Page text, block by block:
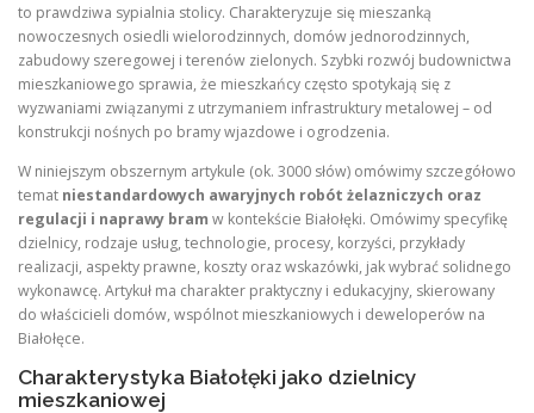
to prawdziwa sypialnia stolicy. Charakteryzuje się mieszanką
nowoczesnych osiedli wielorodzinnych, domów jednorodzinnych,
zabudowy szeregowej i terenów zielonych. Szybki rozwój budownictwa
mieszkaniowego sprawia, że mieszkańcy często spotykają się z
wyzwaniami związanymi z utrzymaniem infrastruktury metalowej – od
konstrukcji nośnych po bramy wjazdowe i ogrodzenia.
W niniejszym obszernym artykule (ok. 3000 słów) omówimy szczegółowo
temat niestandardowych awaryjnych robót żelazniczych oraz
regulacji i naprawy bram w kontekście Białołęki. Omówimy specyfikę
dzielnicy, rodzaje usług, technologie, procesy, korzyści, przykłady
realizacji, aspekty prawne, koszty oraz wskazówki, jak wybrać solidnego
wykonawcę. Artykuł ma charakter praktyczny i edukacyjny, skierowany
do właścicieli domów, wspólnot mieszkaniowych i deweloperów na
Białołęce.
Charakterystyka Białołęki jako dzielnicy
mieszkaniowej